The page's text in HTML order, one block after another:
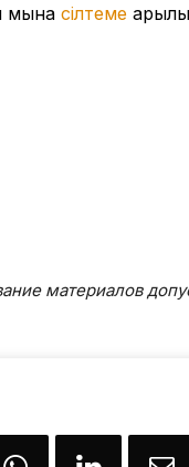
мына сілтеме
материалов